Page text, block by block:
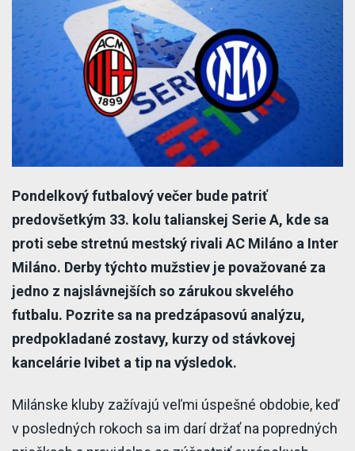
Pondelkový futbalový večer bude patriť
predovšetkým 33. kolu talianskej Serie A, kde sa
proti sebe stretnú mestský rivali AC Miláno a Inter
Miláno. Derby týchto mužstiev je považované za
jedno z najslávnejších so zárukou skvelého
futbalu. Pozrite sa na predzápasovú analýzu,
predpokladané zostavy, kurzy od stávkovej
kancelárie Ivibet a tip na výsledok.
Milánske kluby zažívajú veľmi úspešné obdobie, keď
v posledných rokoch sa im darí držať na popredných